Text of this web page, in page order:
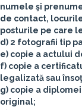
numele şi
de contact,
posturile pe care
d) 2 fotografii tip
e) copie a actului
f) copie a
legalizată sau
g) copie a
original;